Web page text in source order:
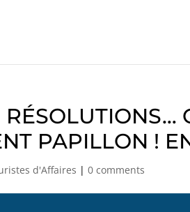
RÉSOLUTIONS…
PAPILLON !
d'Affaires |0 comments